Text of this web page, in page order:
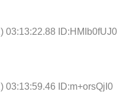
03:13:22.88 ID:HMIb0fUJ0
03:13:59.46 ID:m+orsQjI0